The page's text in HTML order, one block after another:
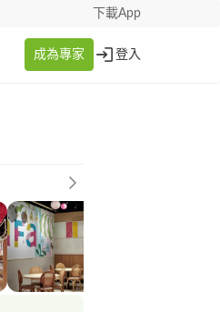
下載App
成為專家 登入